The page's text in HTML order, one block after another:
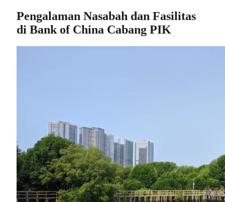
Pengalaman Nasabah dan Fasilitas
di Bank of China Cabang PIK